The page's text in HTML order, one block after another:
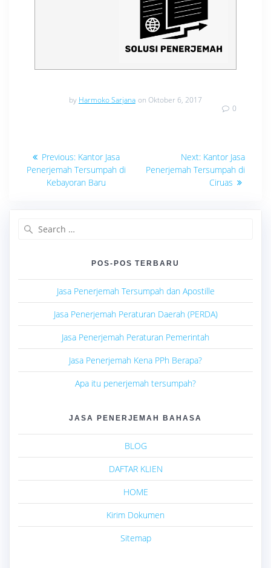
by Harmoko Sarjana on Oktober 6, 2017
0
Navigasi
pos
Previous: Previous
post:
Kantor Jasa
Penerjemah Tersumpah di
Kebayoran Baru
Next: Next
post:
Kantor Jasa
Penerjemah Tersumpah di
Ciruas
POS-POS TERBARU
Jasa Penerjemah Tersumpah dan Apostille
Jasa Penerjemah Peraturan Daerah (PERDA)
Jasa Penerjemah Peraturan Pemerintah
Jasa Penerjemah Kena PPh Berapa?
Apa itu penerjemah tersumpah?
JASA PENERJEMAH BAHASA
BLOG
DAFTAR KLIEN
HOME
Kirim Dokumen
Sitemap